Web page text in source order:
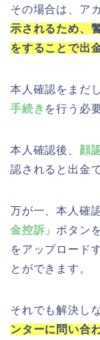
その場合は、ア
示されるため、
をすることで出
本人確認をまだ
手続き を行う必
本人確認後、 顔
認されると出金
万が一、本人確
金控訴」ボタン
をアップロード
とができます。
それでも解決し
ンターに問い合